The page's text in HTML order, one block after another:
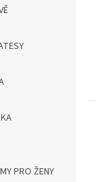
PRO ŽENY